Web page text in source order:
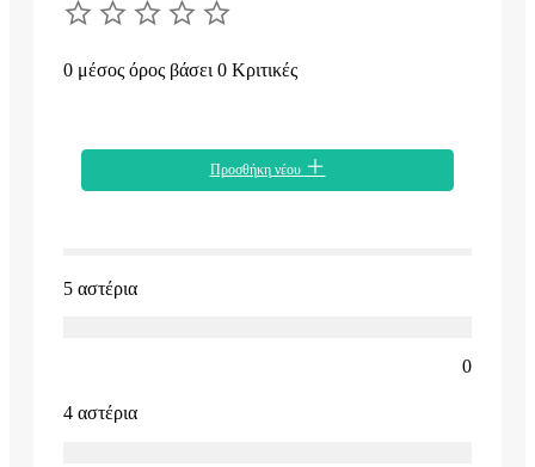
0 μέσος όρος βάσει 0 Κριτικές
Προσθήκη νέου
5 αστέρια
0
4 αστέρια